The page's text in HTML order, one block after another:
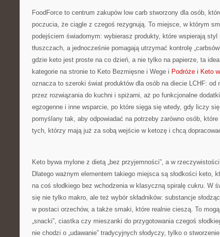
FoodForce to centrum zakupów low carb stworzony dla osób,
poczucia, że ciągle z czegoś rezygnują. To miejsce, w którym
podejściem świadomym: wybierasz produkty, które wspierają
tłuszczach, a jednocześnie pomagają utrzymać kontrolę
gdzie keto jest proste na co dzień, a nie tylko na papierze, ta
kategorie na stronie to Keto Bezmięsne i Wege i Podróże i Keto
oznacza to szeroki świat produktów dla osób na diecie LCHF: od
przez rozwiązania do kuchni i spiżarni, aż po funkcjonalne
egzogenne i inne wsparcie, po które sięga się wtedy, gdy liczy
pomyślany tak, aby odpowiadać na potrzeby zarówno osób,
tych, którzy mają już za sobą wejście w ketozę i chcą
Keto bywa mylone z dietą „bez przyjemności”, a w
Dlatego ważnym elementem takiego miejsca są słodkości keto,
na coś słodkiego bez wchodzenia w klasyczną spiralę cukru. W
się nie tylko makro, ale też wybór składników: substancje
w postaci orzechów, a także smaki, które realnie cieszą. To
„snacki”, ciastka czy mieszanki do przygotowania czegoś
nie chodzi o „udawanie” tradycyjnych słodyczy, tylko o